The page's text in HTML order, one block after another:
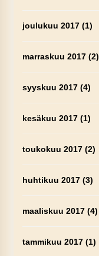
joulukuu 2017(1)
marraskuu 2017(2)
syyskuu 2017(4)
kesäkuu 2017(1)
toukokuu 2017(2)
huhtikuu 2017(3)
maaliskuu 2017(4)
tammikuu 2017(1)